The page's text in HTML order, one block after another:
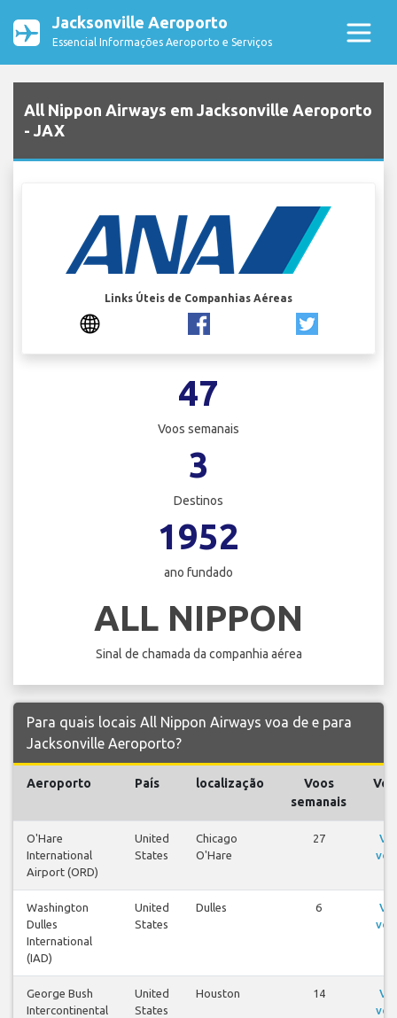
Jacksonville Aeroporto
Essencial Informações Aeroporto e Serviços
All Nippon Airways em Jacksonville Aeroporto
- JAX
Links Úteis de Companhias Aéreas
47
Voos semanais
3
Destinos
1952
ano fundado
ALL NIPPON
Sinal de chamada da companhia aérea
Para quais locais All Nippon Airways voa de e para
Jacksonville Aeroporto?
Aeroporto País localização
Voos
semanais
O'Hare
International
Airport (ORD)
United
States
Chicago
O'Hare
27
Ver
Washington
Dulles
International
(IAD)
United
States
Dulles 6
Ver
George Bush
Intercontinental
United
States
Houston 14
Ver